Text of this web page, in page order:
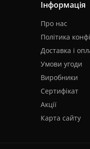
Інформація
Про нас
Політика
Доставка і
Умови угоди
Виробники
Сертифікат
Акції
Карта сайту